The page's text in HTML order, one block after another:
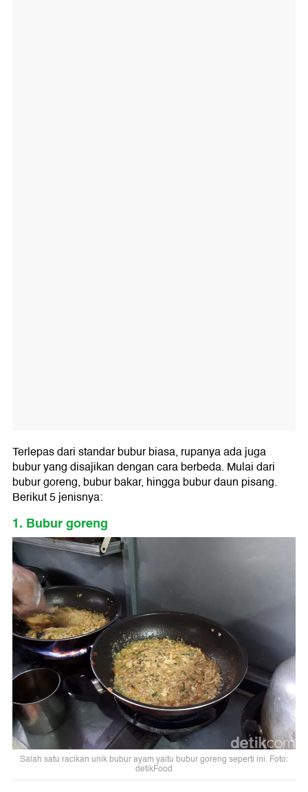
Terlepas dari standar bubur biasa, rupanya ada juga
bubur yang disajikan dengan cara berbeda. Mulai dari
bubur goreng, bubur bakar, hingga bubur daun pisang.
Berikut 5 jenisnya:
1. Bubur goreng
Salah satu racikan unik bubur ayam yaitu bubur goreng seperti ini. Foto:
detikFood